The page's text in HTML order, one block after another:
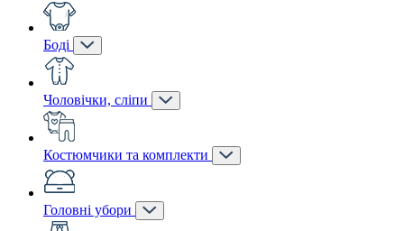
Боді
Чоловічки, сліпи
Костюмчики та комплекти
Головні убори